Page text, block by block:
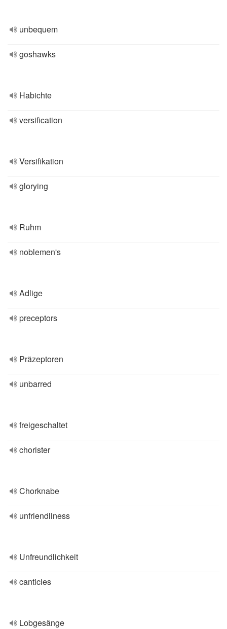
unbequem
goshawks
Habichte
versification
Versifikation
glorying
Ruhm
noblemen's
Adlige
preceptors
Präzeptoren
unbarred
freigeschaltet
chorister
Chorknabe
unfriendliness
Unfreundlichkeit
canticles
Lobgesänge